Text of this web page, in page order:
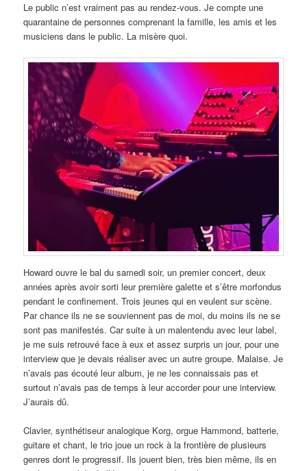
Le public n’est vraiment pas au rendez-vous. Je compte une
quarantaine de personnes comprenant la famille, les amis et les
musiciens dans le public. La misère quoi.
Howard ouvre le bal du samedi soir, un premier concert, deux
années après avoir sorti leur première galette et s’être morfondus
pendant le confinement. Trois jeunes qui en veulent sur scène.
Par chance ils ne se souviennent pas de moi, du moins ils ne se
sont pas manifestés. Car suite à un malentendu avec leur label,
je me suis retrouvé face à eux et assez surpris un jour, pour une
interview que je devais réaliser avec un autre groupe. Malaise. Je
n’avais pas écouté leur album, je ne les connaissais pas et
surtout n’avais pas de temps à leur accorder pour une interview.
J’aurais dû.
Clavier, synthétiseur analogique Korg, orgue Hammond, batterie,
guitare et chant, le trio joue un rock à la frontière de plusieurs
genres dont le progressif. Ils jouent bien, très bien même, ils en